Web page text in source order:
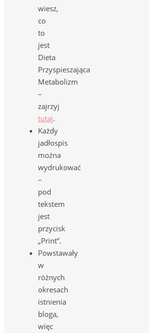
wiesz,
co
to
jest
Dieta
Przyspieszająca
Metabolizm
–
zajrzyj
tutaj.
Każdy
jadłospis
można
wydrukować
–
pod
tekstem
jest
przycisk
„Print”.
Powstawały
w
różnych
okresach
istnienia
bloga,
więc